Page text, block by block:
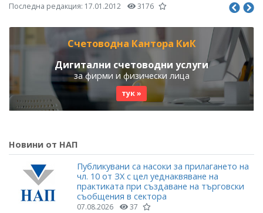
Последна редакция: 17.01.2012 3176
Счетоводна Кантора КиК
Дигитални счетоводни услуги
за фирми и физически лица
тук »
Новини от НАП
Публикувани са насоки за прилагането на
чл. 10 от ЗХ с цел уеднаквяване на
практиката при създаване на търговски
съобщения в сектора
07.08.2026 37